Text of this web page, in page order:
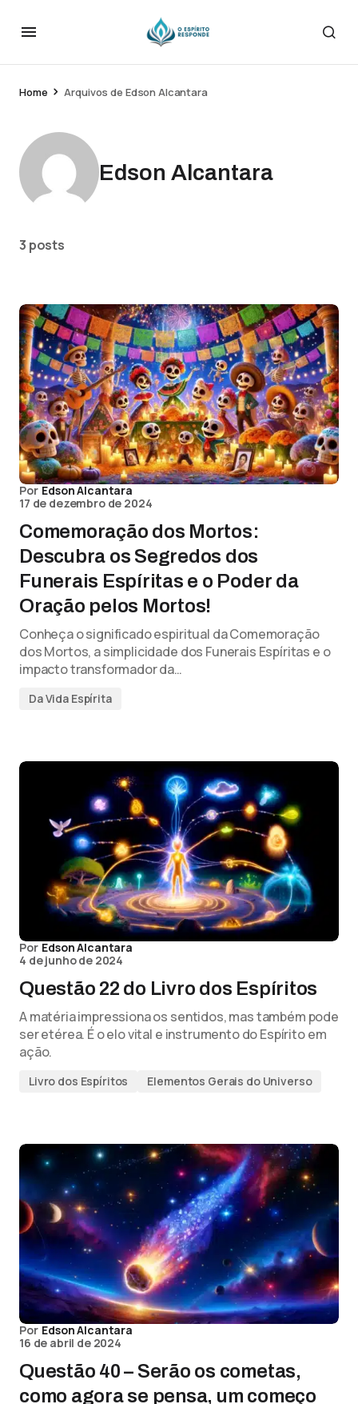
Home Arquivos de Edson Alcantara
Edson Alcantara
3 posts
Por Edson Alcantara
17 de dezembro de 2024
Comemoração dos Mortos:
Descubra os Segredos dos
Funerais Espíritas e o Poder da
Oração pelos Mortos!
Conheça o significado espiritual da Comemoração
dos Mortos, a simplicidade dos Funerais Espíritas e o
impacto transformador da…
Da Vida Espírita
Por Edson Alcantara
4 de junho de 2024
Questão 22 do Livro dos Espíritos
A matéria impressiona os sentidos, mas também pode
ser etérea. É o elo vital e instrumento do Espírito em
ação.
Livro dos Espíritos Elementos Gerais do Universo
Por Edson Alcantara
16 de abril de 2024
Questão 40 – Serão os cometas,
como agora se pensa, um começo